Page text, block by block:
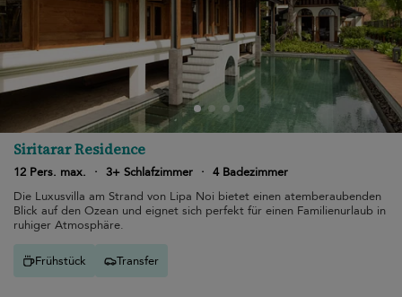
Siritarar Residence
12 Pers. max. · 3+ Schlafzimmer · 4 Badezimmer
Die Luxusvilla am Strand von Lipa Noi bietet einen atemberaubenden
Blick auf den Ozean und eignet sich perfekt für einen Familienurlaub in
ruhiger Atmosphäre.
Frühstück Transfer